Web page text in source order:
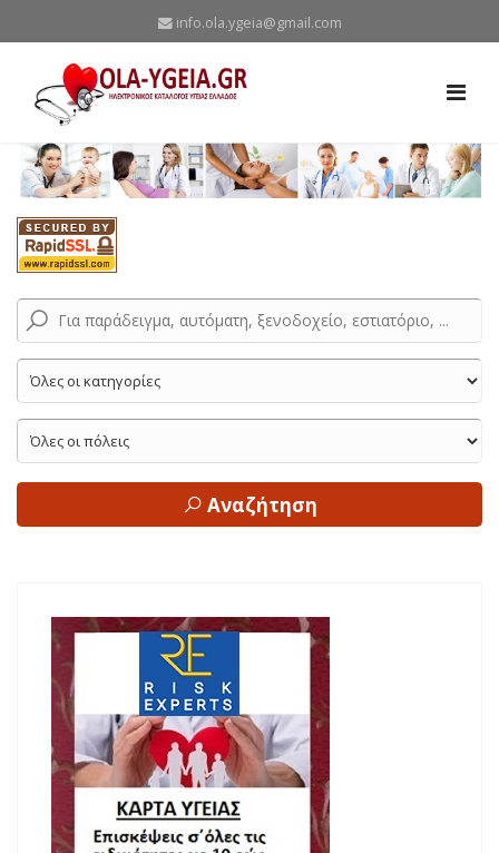
info.ola.ygeia@gmail.com
Αναζήτηση